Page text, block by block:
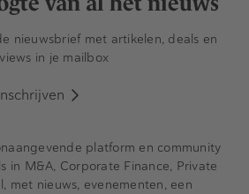
nieuwsbrief met artikelen, deals en
in je mailbox
platform en community
in M&A, Corporate Finance, Private
met nieuws, evenementen, een